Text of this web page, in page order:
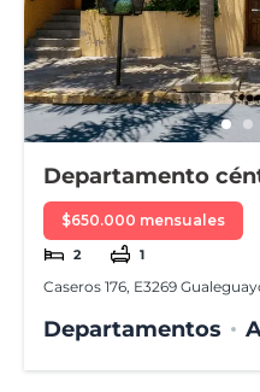
Departamento
amueblado
$650.000 mensuales
2 1
Caseros 176, E3269
Departamentos